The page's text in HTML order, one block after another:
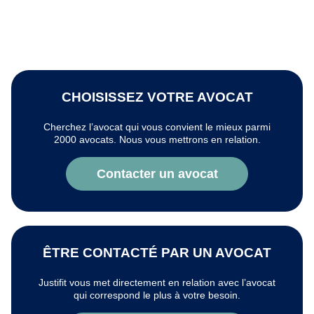
CHOISISSEZ VOTRE AVOCAT
Cherchez l’avocat qui vous convient le mieux parmi
2000 avocats. Nous vous mettrons en relation.
Contacter un avocat
ÊTRE CONTACTÉ PAR UN AVOCAT
Justifit vous met directement en relation avec l’avocat
qui correspond le plus à votre besoin.